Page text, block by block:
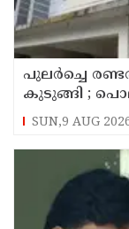
പുലര്‍ച്ചെ
കുടുങ്ങി ;
SUN,9 AUG